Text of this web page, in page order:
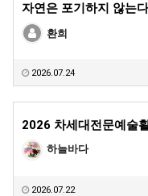
자연은 포기하지 않는
환희
2026.07.24
2026 차세대전문예술
하늘바다
2026.07.22